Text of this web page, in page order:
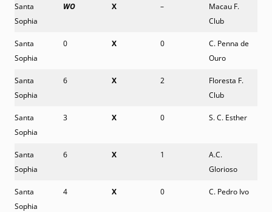
Santa
Sophia
WO X –
Macau F.
Club
Santa
Sophia
0 X 0
C. Penna de
Ouro
Santa
Sophia
6 X 2
Floresta F.
Club
Santa
Sophia
3 X 0 S. C. Esther
Santa
Sophia
6 X 1
A.C.
Glorioso
Santa
Sophia
4 X 0 C. Pedro Ivo